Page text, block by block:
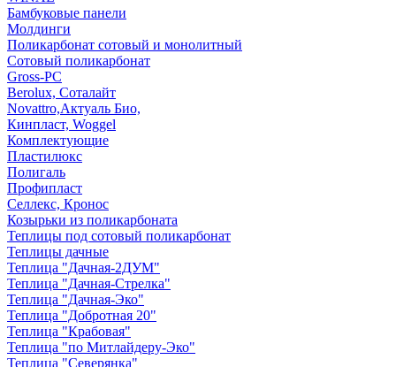
Бамбуковые панели
Молдинги
Поликарбонат сотовый и монолитный
Сотовый поликарбонат
Gross-PC
Berolux, Соталайт
Novattro,Актуаль Био,
Кинпласт, Woggel
Комплектующие
Пластилюкс
Полигаль
Профипласт
Селлекс, Кронос
Козырьки из поликарбоната
Теплицы под сотовый поликарбонат
Теплицы дачные
Теплица "Дачная-2ДУМ"
Теплица "Дачная-Стрелка"
Теплица "Дачная-Эко"
Теплица "Добротная 20"
Теплица "Крабовая"
Теплица "по Митлайдеру-Эко"
Теплица "Северянка"